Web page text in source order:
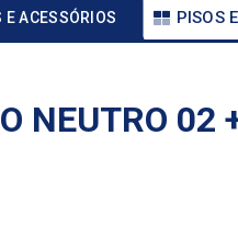
E ACESSÓRIOS PISOS
NEUTRO 02